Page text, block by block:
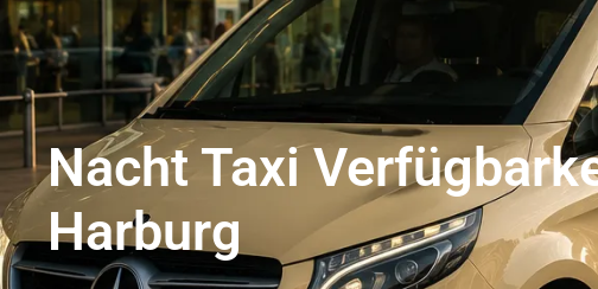
Flughafentransfer Hamburg Unser
Nacht Taxi
Harburg